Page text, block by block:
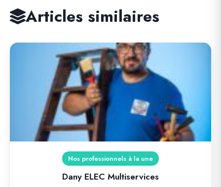
Articles similaires
Nos professionnels à la une
Dany ELEC Multiservices